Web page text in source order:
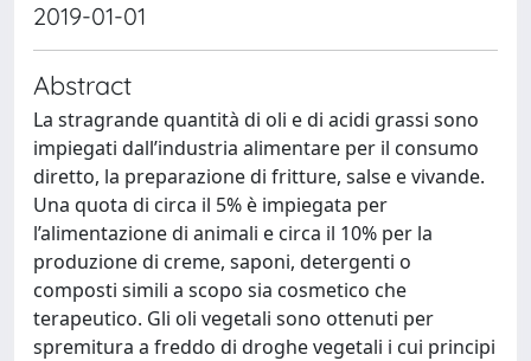
2019-01-01
Abstract
La stragrande quantità di oli e di acidi grassi sono
impiegati dall’industria alimentare per il consumo
diretto, la preparazione di fritture, salse e vivande.
Una quota di circa il 5% è impiegata per
l’alimentazione di animali e circa il 10% per la
produzione di creme, saponi, detergenti o
composti simili a scopo sia cosmetico che
terapeutico. Gli oli vegetali sono ottenuti per
spremitura a freddo di droghe vegetali i cui principi